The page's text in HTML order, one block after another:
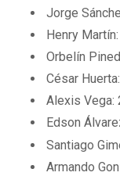
Jorge
Henry
Orbelín
César
Alexis Vega:
Edson
Santiago
Armando